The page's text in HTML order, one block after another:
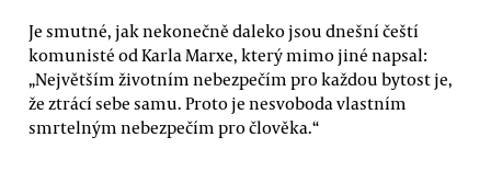
Je smutné, jak nekonečně daleko jsou dnešní čeští
komunisté od Karla Marxe, který mimo jiné napsal:
„Největším životním nebezpečím pro každou bytost je,
že ztrácí sebe samu. Proto je nesvoboda vlastním
smrtelným nebezpečím pro člověka.“